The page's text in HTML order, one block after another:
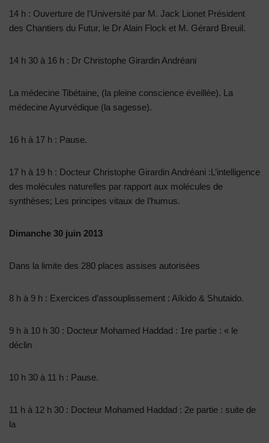
14 h : Ouverture de l’Université par M. Jack Lionet Président
des Chantiers du Futur, le Dr Alain Flock et M. Gérard Breuil.
14 h 30 à 16 h : Dr Christophe Girardin Andréani
La médecine Tibétaine, (la pleine conscience éveillée). La
médecine Ayurvédique (la sagesse).
16 h à 17 h : Pause.
17 h à 19 h : Docteur Christophe Girardin Andréani :L’intelligence
des molécules naturelles par rapport aux molécules de
synthèses; Les principes vitaux de l’humus.
Dimanche 30 juin 2013
Dans la limite des 280 places assises autorisées
8 h à 9 h : Exercices d’assouplissement : Aïkido & Shutaido.
9 h à 10 h 30 : Docteur Mohamed Haddad : 1re partie : « le
déclin
10 h 30 à 11 h : Pause.
11 h à 12 h 30 : Docteur Mohamed Haddad : 2e partie : suite de
la